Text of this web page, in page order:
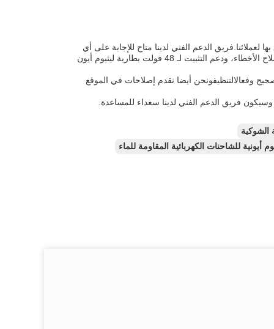
بها لعملائنا.فريق الدعم الفني لدينا متاح للإجابة على أي
أسئلة أو مخاوف قد يكون لديك حول منتجاتنانحن نقدم معلومات شاملة عن المنتج، وإصلاح الأخطاء، ودعم التثبيت لـ 48 فولت بطارية ليثيوم أيون
الشاحنة الليثيوم أيون 48 فولت تعمل بشكل صحيح وفعالالتنظيفونحن أيضا نقدم إصلاحات في الموقع
فريق الدعم الفني لدينا سعداء للمساعدة.
الشوكية